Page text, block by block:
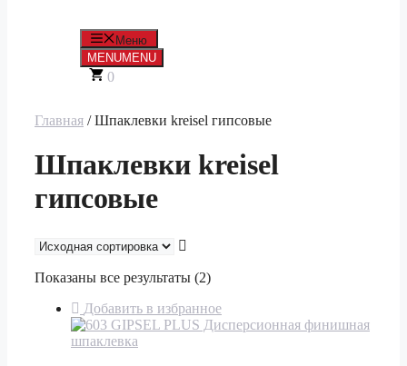
Меню
MENUMENU
0
Главная / Шпаклевки kreisel гипсовые
Шпаклевки kreisel
гипсовые
Показаны все результаты (2)
Добавить в избранное